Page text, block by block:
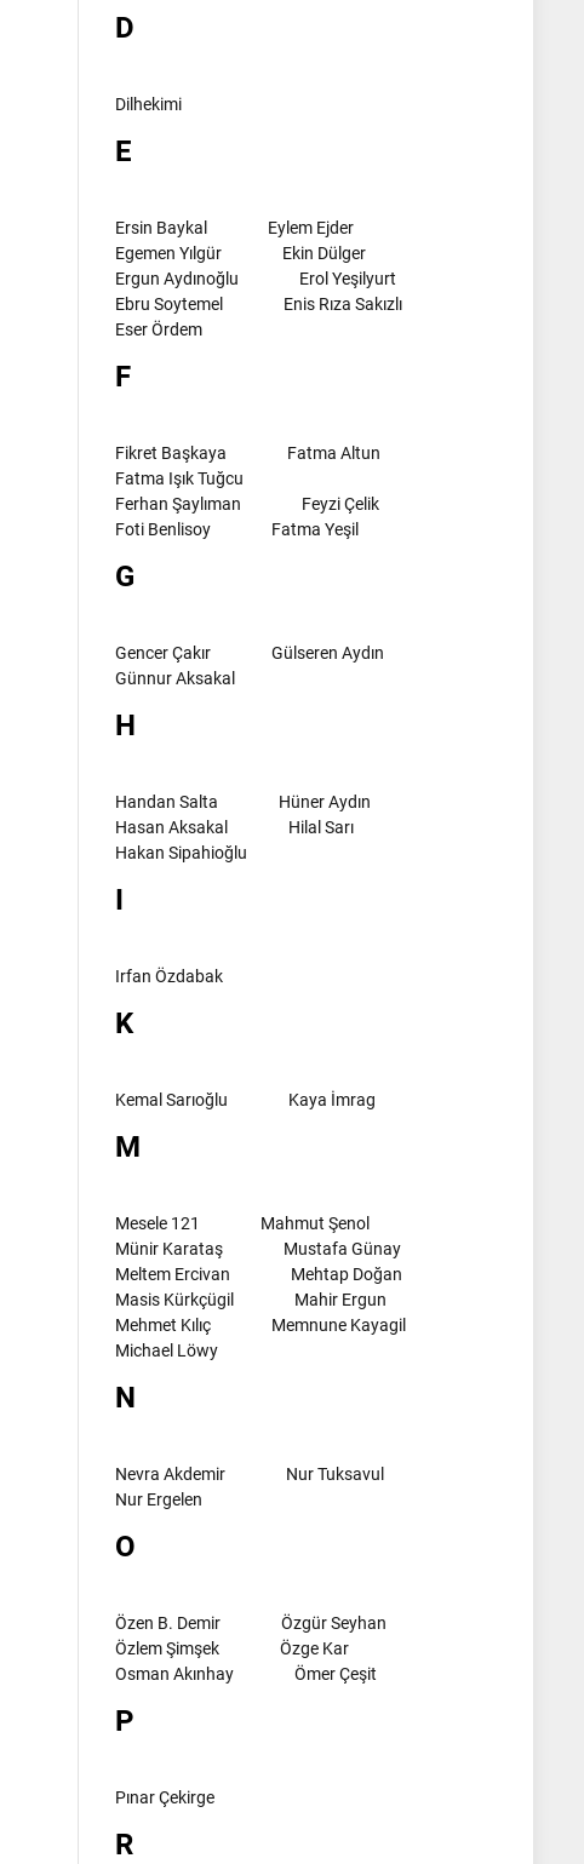
D
Dilhekimi
E
Ersin Baykal
Eylem Ejder
Egemen Yılgür
Ekin Dülger
Ergun Aydınoğlu
Erol Yeşilyurt
Ebru Soytemel
Enis Rıza Sakızlı
Eser Ördem
F
Fikret Başkaya
Fatma Altun
Fatma Işık Tuğcu
Ferhan Şaylıman
Feyzi Çelik
Foti Benlisoy
Fatma Yeşil
G
Gencer Çakır
Gülseren Aydın
Günnur Aksakal
H
Handan Salta
Hüner Aydın
Hasan Aksakal
Hilal Sarı
Hakan Sipahioğlu
I
Irfan Özdabak
K
Kemal Sarıoğlu Kaya İmrag
M
Mesele 121
Mahmut Şenol
Münir Karataş
Mustafa Günay
Meltem Ercivan
Mehtap Doğan
Masis Kürkçügil
Mahir Ergun
Mehmet Kılıç
Memnune Kayagil
Michael Löwy
N
Nevra Akdemir
Nur Tuksavul
Nur Ergelen
O
Özen B. Demir
Özgür Seyhan
Özlem Şimşek
Özge Kar
Osman Akınhay
Ömer Çeşit
P
Pınar Çekirge
R